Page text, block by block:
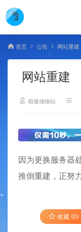
首页 公告 网站重建
网站重建
相逢储物站
因为更换服务器
推倒重建，正努
收藏 (0)